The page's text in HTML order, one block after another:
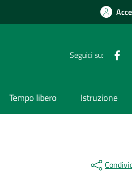
Seguici su:
Tempo libero Istruzione